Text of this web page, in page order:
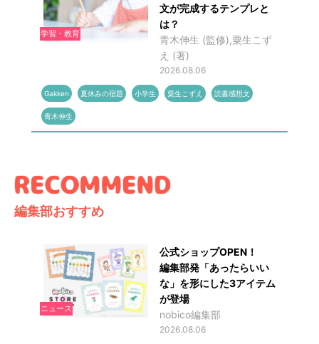
学習・教育
文が完成するテンプレと
は？
青木伸生 (監修),粟生こず
え (著)
2026.08.06
Gakken 夏休みの宿題 小学生 粟生こずえ 読書感想文
青木伸生
編集部おすすめ
ニュース
公式ショップOPEN！
編集部発「あったらいい
な」を形にした3アイテム
が登場
nobico編集部
2026.08.06